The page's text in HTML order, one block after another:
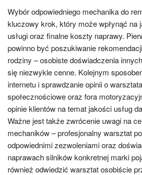
Wybór odpowiedniego mechanika do
kluczowy krok, który może wpłynąć na
usługi oraz finalne koszty naprawy.
powinno być poszukiwanie
rodziny – osobiste doświadczenia
się niezwykle cenne. Kolejnym
internetu i sprawdzanie opinii o
społecznościowe oraz fora
opinie klientów na temat jakości usług
Ważne jest także zwrócenie uwagi na
mechaników – profesjonalny warsztat
odpowiednimi zezwoleniami oraz
naprawach silników konkretnej marki
również odwiedzić warsztat osobiście